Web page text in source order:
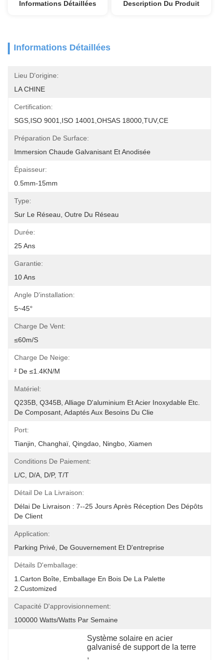
Informations Détaillées Description Du Produit
Informations Détaillées
Lieu D'origine:
LA CHINE
Certification:
SGS,ISO 9001,ISO 14001,OHSAS 18000,TUV,CE
Préparation De Surface:
Immersion Chaude Galvanisant Et Anodisée
Épaisseur:
0.5mm-15mm
Type:
Sur Le Réseau, Outre Du Réseau
Durée:
25 Ans
Garantie:
10 Ans
Angle D'installation:
5~45°
Charge De Vent:
≤60m/s
Charge De Neige:
² De ≤1.4KN/m
Matériel:
Q235B, Q345B, Alliage D'aluminium Et Acier Inoxydable Etc.
De Composant, Adaptés Aux Besoins Du Clie
Port:
Tianjin, Changhaï, Qingdao, Ningbo, Xiamen
Conditions De Paiement:
L/C, D/A, D/P, T/T
Détail De La Livraison:
Délai De Livraison : 7--25 Jours Après Réception Des Dépôts
De Client
Application:
Parking Privé, De Gouvernement Et D'entreprise
Détails D'emballage:
1.Carton Boîte, Emballage En Bois De La Palette
2.Customized
Capacité D'approvisionnement:
100000 Watts/watts Par Semaine
Système solaire en acier
galvanisé de support de la terre
,